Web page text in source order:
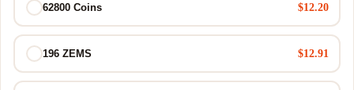
62800 Coins $12.20
196 ZEMS $12.91